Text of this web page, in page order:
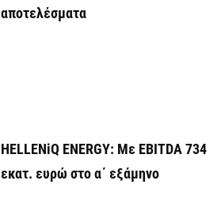
αποτελέσματα
HELLENiQ ENERGY: Με EBITDA 734
εκατ. ευρώ στο α΄ εξάμηνο